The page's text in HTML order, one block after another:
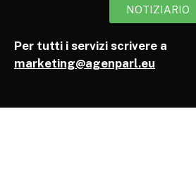
NOTIZIARIO
Per tutti i servizi scrivere a
marketing@agenparl.eu